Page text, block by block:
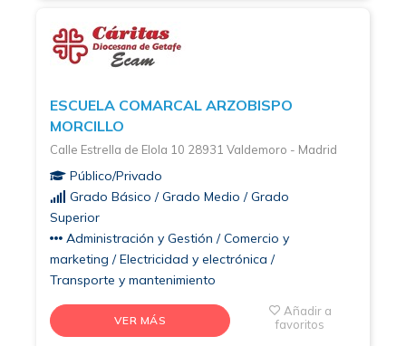
ESCUELA COMARCAL ARZOBISPO
MORCILLO
Calle Estrella de Elola 10 28931 Valdemoro - Madrid
Público/Privado
Grado Básico / Grado Medio / Grado
Superior
Administración y Gestión / Comercio y
marketing / Electricidad y electrónica /
Transporte y mantenimiento
VER MÁS
Añadir a
favoritos